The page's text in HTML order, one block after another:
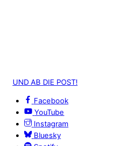
UND AB DIE POST!
Facebook
YouTube
Instagram
Bluesky